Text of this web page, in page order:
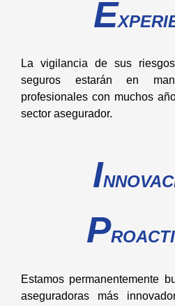
E
La vigilancia de sus
seguros estarán en
profesionales con muchos
sector asegurador.
I
P
Estamos permanentemente
aseguradoras más